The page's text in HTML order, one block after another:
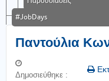
#JobDays
Παντούλια
Δημοσιεύθηκε :